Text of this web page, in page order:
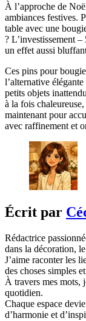
À l’approche de
ambiances festives.
table avec une
? L’investissement
un effet aussi
Ces pins pour
l’alternative
petits objets
à la fois
maintenant pour
avec raffinement et
Écrit par
Rédactrice
dans la décoration,
J’aime raconter les
des choses simples
À travers mes mots,
quotidien.
Chaque espace
d’harmonie et